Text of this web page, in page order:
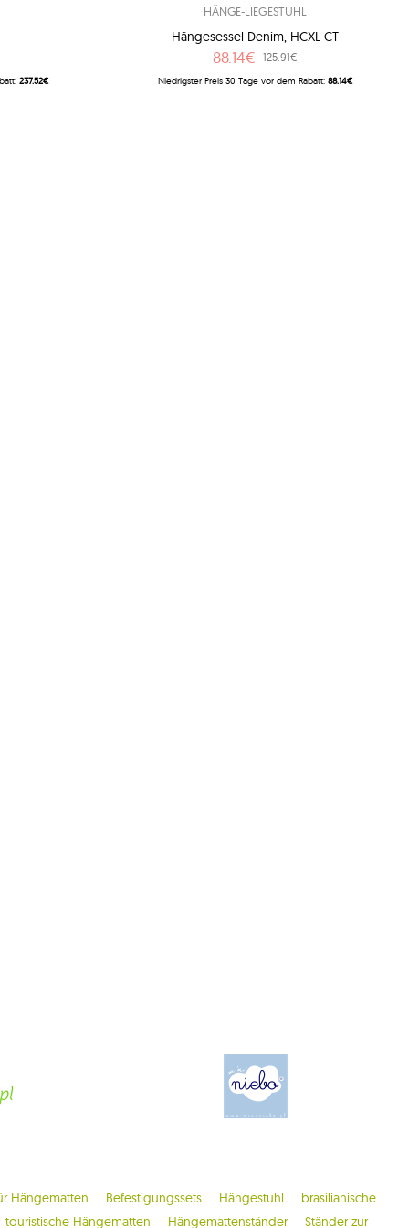
237.52€
HÄNGE-LIEGESTUHL
Hängesessel Denim, HCXL-CT
88.14€ 125.91€
Niedrigster Preis 30 Tage vor dem Rabatt: 88.14€
Hängematten Befestigungssets Hängestuhl
brasilianische
touristische Hängematten
Hängemattenständer
Ständer zur